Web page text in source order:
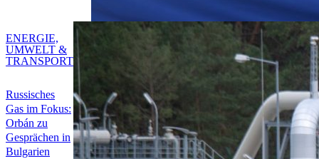
Russisches
Gas im Fokus:
Orbán zu
Gesprächen in
Bulgarien
ENERGIE,
UMWELT &
TRANSPORT